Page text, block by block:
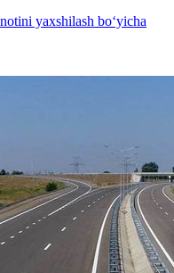
yaxshilash bo‘yicha